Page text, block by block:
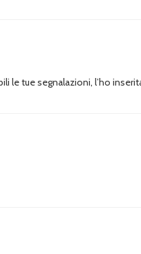
le tue segnalazioni, l’ho